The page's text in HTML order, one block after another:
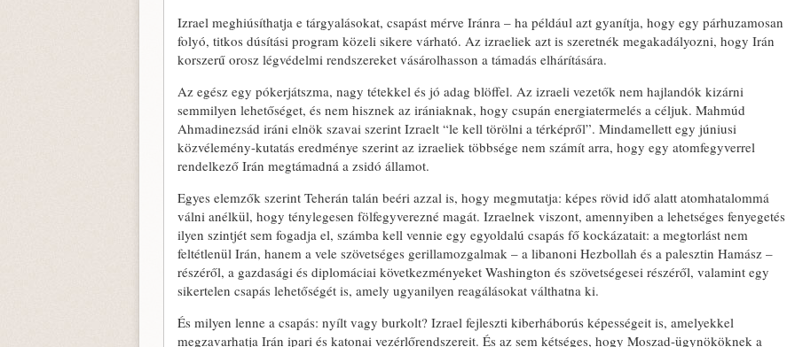
Izrael meghiúsíthatja e tárgyalásokat, csapást mérve Iránra – ha például azt gyanítja, hogy egy párhuzamosan
folyó, titkos dúsítási program közeli sikere várható. Az izraeliek azt is szeretnék megakadályozni, hogy Irán
korszerű orosz légvédelmi rendszereket vásárolhasson a támadás elhárítására.
Az egész egy pókerjátszma, nagy tétekkel és jó adag blöffel. Az izraeli vezetők nem hajlandók kizárni
semmilyen lehetőséget, és nem hisznek az irániaknak, hogy csupán energiatermelés a céljuk. Mahmúd
Ahmadinezsád iráni elnök szavai szerint Izraelt “le kell törölni a térképről”. Mindamellett egy júniusi
közvélemény-kutatás eredménye szerint az izraeliek többsége nem számít arra, hogy egy atomfegyverrel
rendelkező Irán megtámadná a zsidó államot.
Egyes elemzők szerint Teherán talán beéri azzal is, hogy megmutatja: képes rövid idő alatt atomhatalommá
válni anélkül, hogy ténylegesen fölfegyverezné magát. Izraelnek viszont, amennyiben a lehetséges fenyegetés
ilyen szintjét sem fogadja el, számba kell vennie egy egyoldalú csapás fő kockázatait: a megtorlást nem
feltétlenül Irán, hanem a vele szövetséges gerillamozgalmak – a libanoni Hezbollah és a palesztin Hamász –
részéről, a gazdasági és diplomáciai következményeket Washington és szövetségesei részéről, valamint egy
sikertelen csapás lehetőségét is, amely ugyanilyen reagálásokat válthatna ki.
És milyen lenne a csapás: nyílt vagy burkolt? Izrael fejleszti kiberháborús képességeit is, amelyekkel
megzavarhatja Irán ipari és katonai vezérlőrendszereit. És az sem kétséges, hogy Moszad-ügynököknek a